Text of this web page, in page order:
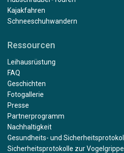
Kajakfahren
Schneeschuhwandern
Ressourcen
Leihausrüstung
FAQ
Geschichten
Fotogallerie
Presse
Partnerprogramm
Nachhaltigkeit
Gesundheits- und Sicherheitsprotokoll
Sicherheitsprotokolle zur Vogelgrippe